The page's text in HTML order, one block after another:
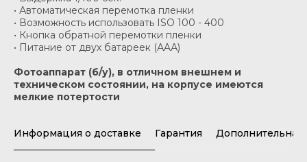
• Автоматическая перемотка пленки
• Возможность использовать ISO 100 - 400
• Кнопка обратной перемотки пленки
• Питание от двух батареек (АAА)
Фотоаппарат (б/у), в отличном внешнем и
техническом состоянии, на корпусе имеются
мелкие потертости
Информация о доставке Гарантия